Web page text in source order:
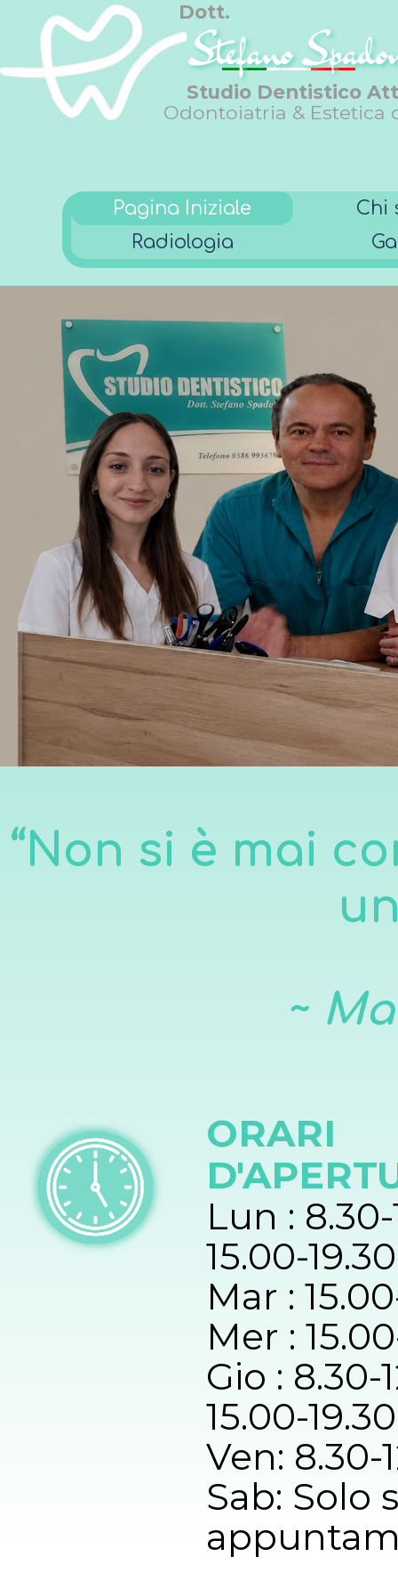
Stefano
Dott.
Studio Dentistico
Odontoiatria & Estetica
Pagina Iniziale
Chi
Radiologia
“Non si è mai
~
ORARI
Lun :
15.00-19.30
Mar :
Mer :
Gio : 8.30-
15.00-19.30
Ven: 8.30-
Sab: Solo